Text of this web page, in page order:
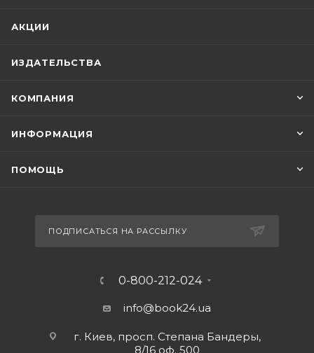
АКЦИИ
ИЗДАТЕЛЬСТВА
КОМПАНИЯ
ИНФОРМАЦИЯ
ПОМОЩЬ
ПОДПИСАТЬСЯ НА РАССЫЛКУ
0-800-212-024
info@book24.ua
г. Киев, просп. Степана Бандеры,
8/16 оф. 500